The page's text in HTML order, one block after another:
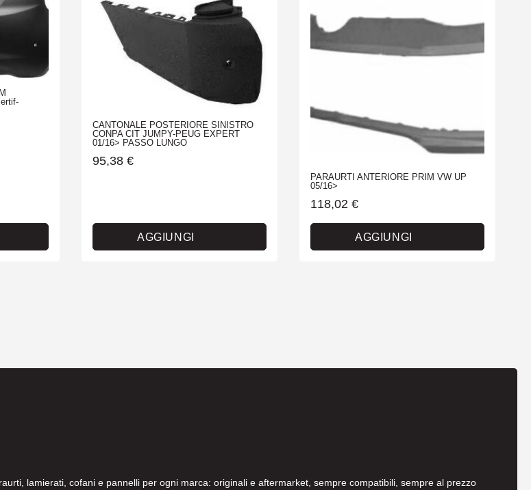
CANTONALE POSTERIORE SINISTRO
CONPA CIT JUMPY-PEUG EXPERT
01/16> PASSO LUNGO
95,38 €
AGGIUNGI
PARAURTI ANTERIORE PRIM VW UP
05/16>
118,02 €
AGGIUNGI
lamierati, cofani e pannelli per ogni marca: originali e aftermarket, sempre compatibili, sempre al prezzo